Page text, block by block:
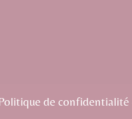
de confidentialité